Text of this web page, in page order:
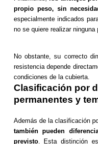
propio peso, sin
especialmente indicados
no se quiere realizar ninguna
No obstante, su correcto
resistencia depende
condiciones de la cubierta.
Clasificación por
permanentes y
Además de la clasificación
también pueden
previsto. Esta distinción